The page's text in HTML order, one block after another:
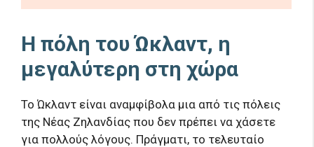
Η πόλη του Ώκλαντ, η
μεγαλύτερη στη χώρα
Το Ώκλαντ είναι αναμφίβολα μια από τις πόλεις
της Νέας Ζηλανδίας που δεν πρέπει να χάσετε
για πολλούς λόγους. Πράγματι, το τελευταίο